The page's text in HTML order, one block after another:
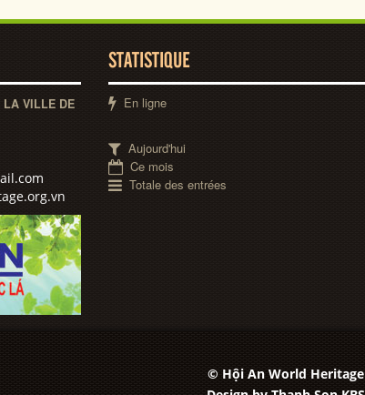
LA VILLE DE
STATISTIQUE
En ligne
Aujourd'hui
Ce mois
Totale des entrées
© Hội An World Heritage